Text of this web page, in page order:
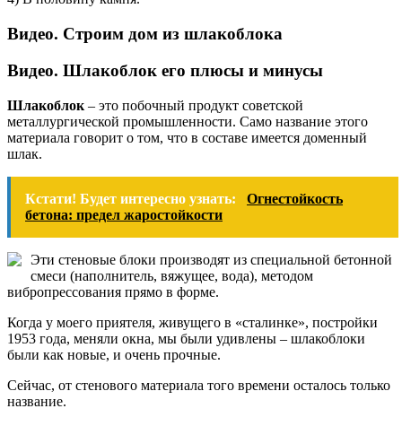
Видео. Строим дом из шлакоблока
Видео. Шлакоблок его плюсы и минусы
Шлакоблок – это побочный продукт советской
металлургической промышленности. Само название этого
материала говорит о том, что в составе имеется доменный
шлак.
Кстати! Будет интересно узнать:
Огнестойкость
бетона: предел жаростойкости
Эти стеновые блоки производят из специальной бетонной
смеси (наполнитель, вяжущее, вода), методом
вибропрессования прямо в форме.
Когда у моего приятеля, живущего в «сталинке», постройки
1953 года, меняли окна, мы были удивлены – шлакоблоки
были как новые, и очень прочные.
Сейчас, от стенового материала того времени осталось только
название.